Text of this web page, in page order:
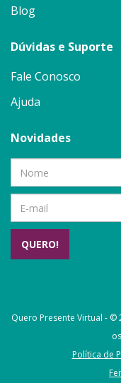
Blog
Dúvidas e Suporte
Fale Conosco
Ajuda
Novidades
QUERO!
Quero Presente Virtual - ©
Política de